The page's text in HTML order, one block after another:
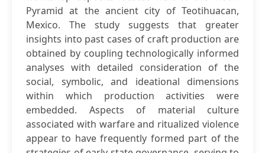
Pyramid at the ancient city of Teotihuacan,
Mexico. The study suggests that greater
insights into past cases of craft production are
obtained by coupling technologically informed
analyses with detailed consideration of the
social, symbolic, and ideational dimensions
within which production activities were
embedded. Aspects of material culture
associated with warfare and ritualized violence
appear to have frequently formed part of the